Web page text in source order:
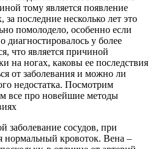
тому является появление
за последние несколько лет это
помолодело, особенно если
диагностировалось у более
что является причиной
на ногах, каковы ее последствия
от заболевания и можно ли
недостатка. Посмотрим
все про новейшие методы
заболевание сосудов, при
нормальный кровоток. Вена –